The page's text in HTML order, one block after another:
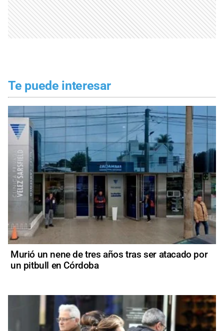
Te puede interesar
Murió un nene de tres años tras ser atacado por
un pitbull en Córdoba